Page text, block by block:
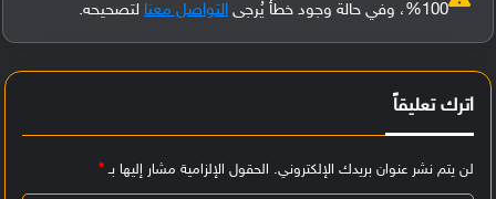
100%، وفي حالة وجود خطأ يُرجى
التواصل معنا لتصحيحه.
اترك تعليقاً
لن يتم نشر عنوان بريدك الإلكتروني. الحقول الإلزامية مشار إليها بـ*